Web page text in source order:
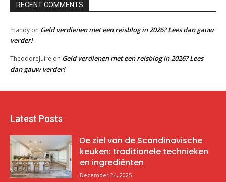
RECENT COMMENTS
mandy on Geld verdienen met een reisblog in 2026? Lees dan gauw
verder!
TheodoreJuire on Geld verdienen met een reisblog in 2026? Lees
dan gauw verder!
Latest Posts
De ziel van de Scandinavische
keuken: traditionele technieken
en ingrediënten
December 24, 2025